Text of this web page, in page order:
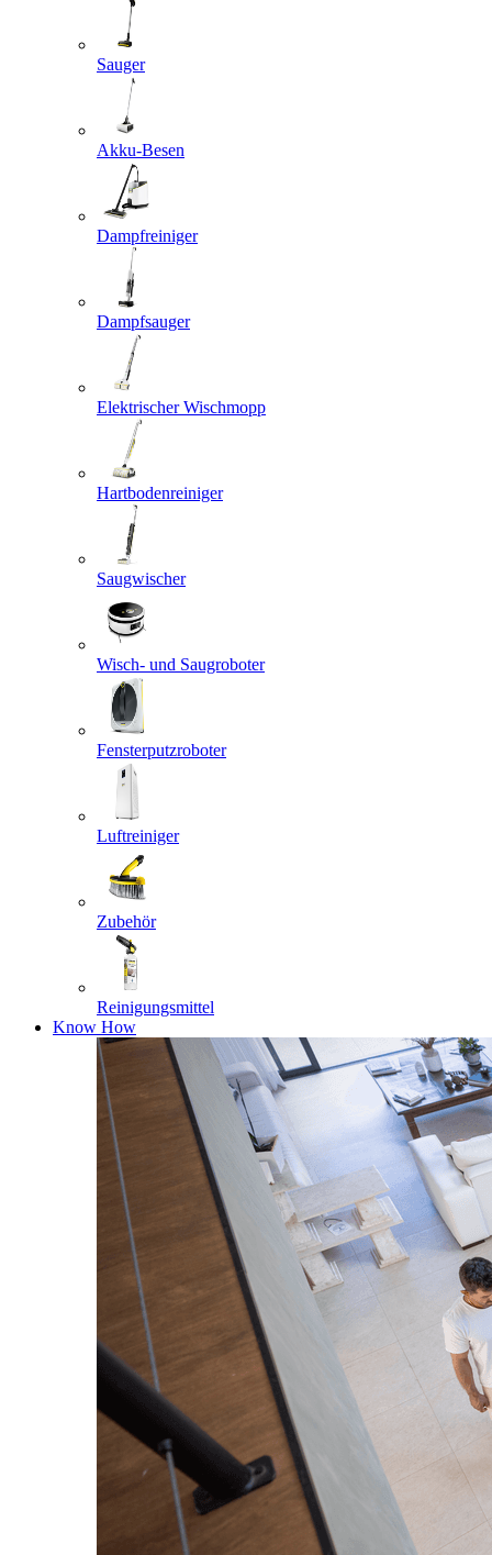
Sauger
Akku-Besen
Dampfreiniger
Dampfsauger
Elektrischer Wischmopp
Hartbodenreiniger
Saugwischer
Wisch- und Saugroboter
Fensterputzroboter
Luftreiniger
Zubehör
Reinigungsmittel
Know How